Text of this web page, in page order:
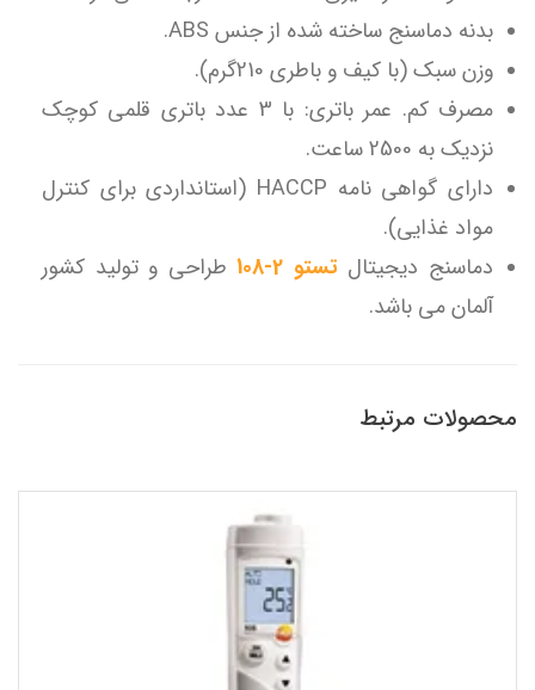
بدنه دماسنج ساخته شده از جنس ABS.
وزن سبک (با کیف و باطری 210گرم).
مصرف کم. عمر باتری: با 3 عدد باتری قلمی کوچک
نزدیک به 2500 ساعت.
دارای گواهی نامه HACCP (استانداردی برای کنترل
مواد غذایی).
دماسنج دیجیتال تستو 2-108
طراحی و تولید کشور
آلمان می باشد.
محصولات مرتبط